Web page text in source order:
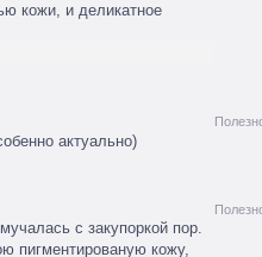
кожи, и деликатное
изъяны на
актуально)
с закупоркой пор.
пигментированую кожу,